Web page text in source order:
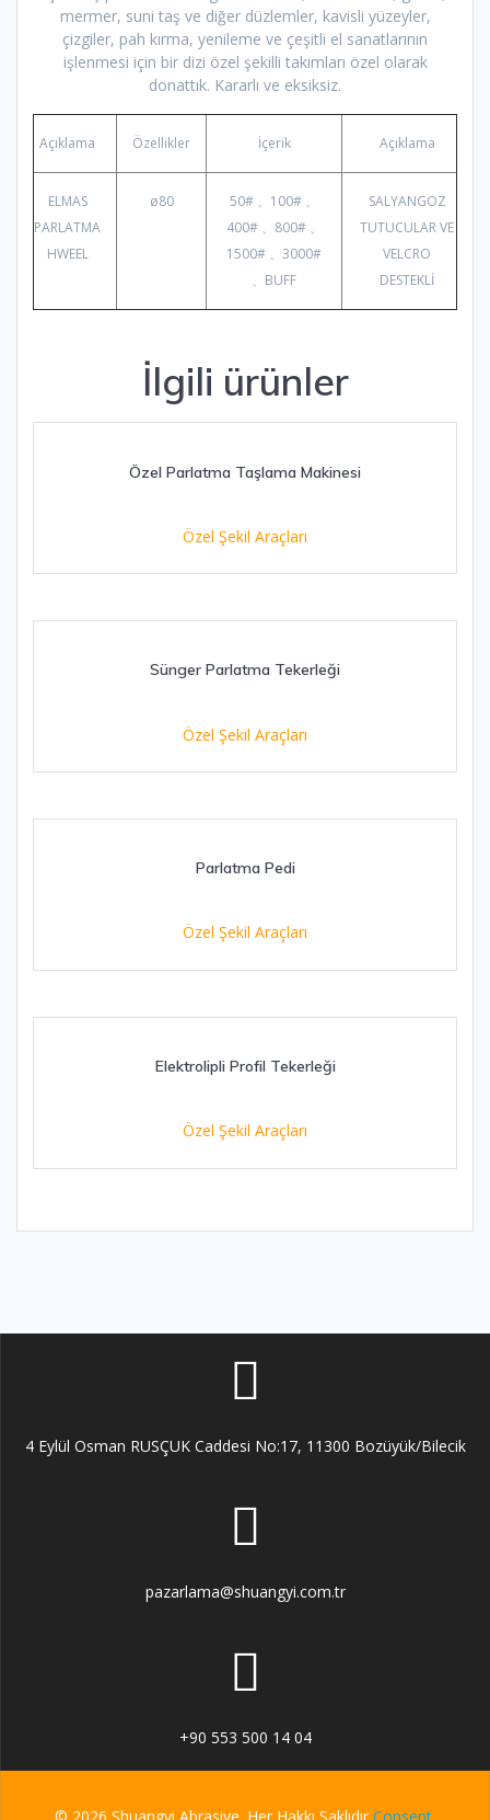
mermer, suni taş ve diğer düzlemler, kavisli yüzeyler,
çizgiler, pah kırma, yenileme ve çeşitli el sanatlarının
işlenmesi için bir dizi özel şekilli takımları özel olarak
donattık. Kararlı ve eksiksiz.
Açıklama Özellikler İçerik Açıklama
ELMAS
PARLATMA
HWEEL
ø80
50# 、100# 、
400# 、800# 、
1500# 、3000#
、BUFF
SALYANGOZ
TUTUCULAR VE
VELCRO
DESTEKLİ
İlgili ürünler
Özel Parlatma Taşlama Makinesi
Özel Şekil Araçları
Sünger Parlatma Tekerleği
Özel Şekil Araçları
Parlatma Pedi
Özel Şekil Araçları
Elektrolipli Profil Tekerleği
Özel Şekil Araçları
4 Eylül Osman RUSÇUK Caddesi No:17, 11300 Bozüyük/Bilecik
pazarlama@shuangyi.com.tr
+90 553 500 14 04